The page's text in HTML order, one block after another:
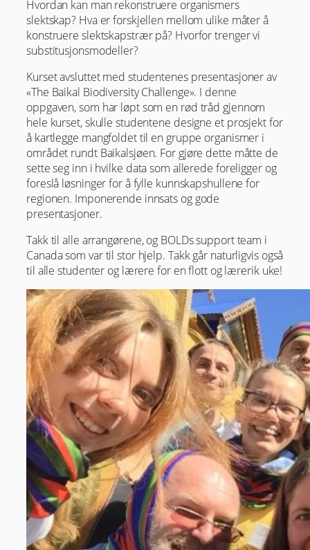
Hvordan kan man rekonstruere organismers
slektskap? Hva er forskjellen mellom ulike måter å
konstruere slektskapstrær på? Hvorfor trenger vi
substitusjonsmodeller?
Kurset avsluttet med studentenes presentasjoner av
«The Baikal Biodiversity Challenge». I denne
oppgaven, som har løpt som en rød tråd gjennom
hele kurset, skulle studentene designe et prosjekt for
å kartlegge mangfoldet til en gruppe organismer i
området rundt Baikalsjøen. For gjøre dette måtte de
sette seg inn i hvilke data som allerede foreligger og
foreslå løsninger for å fylle kunnskapshullene for
regionen. Imponerende innsats og gode
presentasjoner.
Takk til alle arrangørene, og BOLDs support team i
Canada som var til stor hjelp. Takk går naturligvis også
til alle studenter og lærere for en flott og lærerik uke!